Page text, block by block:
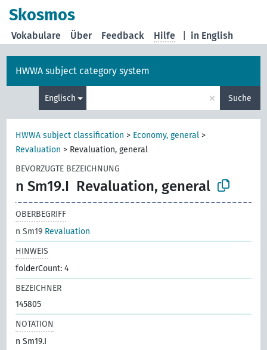
Skosmos
in English
Vokabulare Über Feedback Hilfe
HWWA subject category system
Englisch × Suche
HWWA subject classification > Economy, general >
Revaluation > Revaluation, general
BEVORZUGTE BEZEICHNUNG
n Sm19.I Revaluation, general
OBERBEGRIFF
n Sm19 Revaluation
HINWEIS
folderCount: 4
BEZEICHNER
145805
NOTATION
n Sm19.I